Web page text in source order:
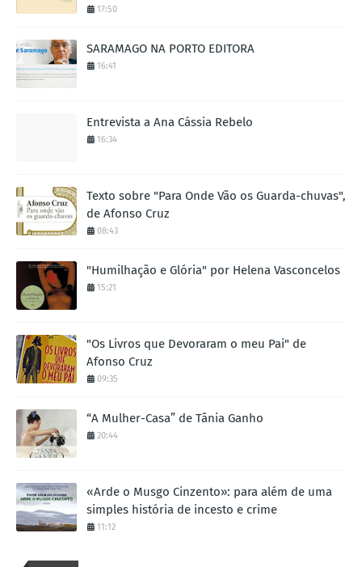
17:50
SARAMAGO NA PORTO EDITORA
16:41
Entrevista a Ana Cássia Rebelo
16:34
Texto sobre "Para Onde Vão os Guarda-chuvas",
de Afonso Cruz
08:43
"Humilhação e Glória" por Helena Vasconcelos
15:21
"Os Livros que Devoraram o meu Pai" de
Afonso Cruz
09:35
“A Mulher-Casa” de Tânia Ganho
20:44
«Arde o Musgo Cinzento»: para além de uma
simples história de incesto e crime
11:12